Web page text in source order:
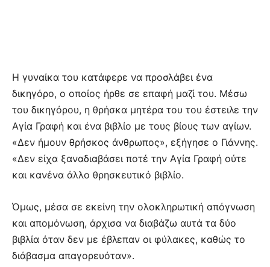
Η γυναίκα του κατάφερε να προσλάβει ένα
δικηγόρο, ο οποίος ήρθε σε επαφή μαζί του. Μέσω
του δικηγόρου, η θρήσκα μητέρα του του έστειλε την
Αγία Γραφή και ένα βιβλίο με τους βίους των αγίων.
«Δεν ήμουν θρήσκος άνθρωπος», εξήγησε ο Γιάννης.
«Δεν είχα ξαναδιαβάσει ποτέ την Αγία Γραφή ούτε
και κανένα άλλο θρησκευτικό βιβλίο.
Όμως, μέσα σε εκείνη την ολοκληρωτική απόγνωση
και απομόνωση, άρχισα να διαβάζω αυτά τα δύο
βιβλία όταν δεν με έβλεπαν οι φύλακες, καθώς το
διάβασμα απαγορευόταν».